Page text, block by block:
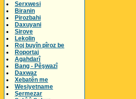
Serxwesi
Biranin
Pirozbahi
Daxuyani
Sirove
Lekolin
Roj buyîn pîroz be
Roportaj
Agahdarî
Bang - Pêşwazî
Daxwaz
Xebatên me
Wesiyetname
Şermezar